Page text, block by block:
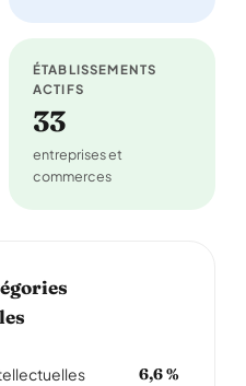
ÉTABLISSEMENTS
ACTIFS
33
entreprises et
commerces
6,6 %